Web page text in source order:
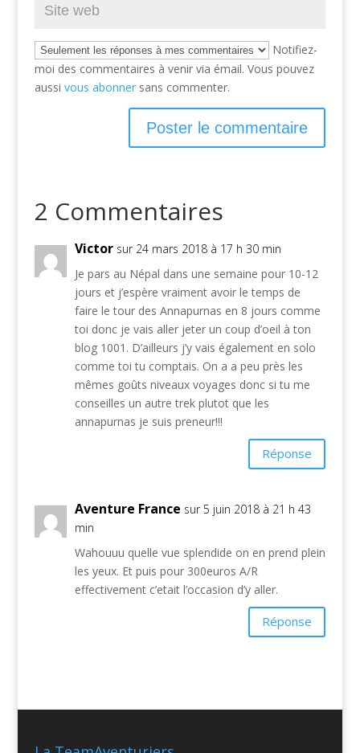
Notifiez-
moi des commentaires à venir via émail. Vous pouvez
aussi vous abonnersans commenter.
2 Commentaires
Victor sur 24 mars 2018 à 17 h 30 min
Je pars au Népal dans une semaine pour 10-12
jours et j’espère vraiment avoir le temps de
faire le tour des Annapurnas en 8 jours comme
toi donc je vais aller jeter un coup d’oeil à ton
blog 1001. D’ailleurs j’y vais également en solo
comme toi tu comptais. On a a peu près les
mêmes goûts niveaux voyages donc si tu me
conseilles un autre trek plutot que les
annapurnas je suis preneur!!!
Réponse
Aventure France sur 5 juin 2018 à 21 h 43
min
Wahouuu quelle vue splendide on en prend plein
les yeux. Et puis pour 300euros A/R
effectivement c’etait l’occasion d’y aller.
Réponse